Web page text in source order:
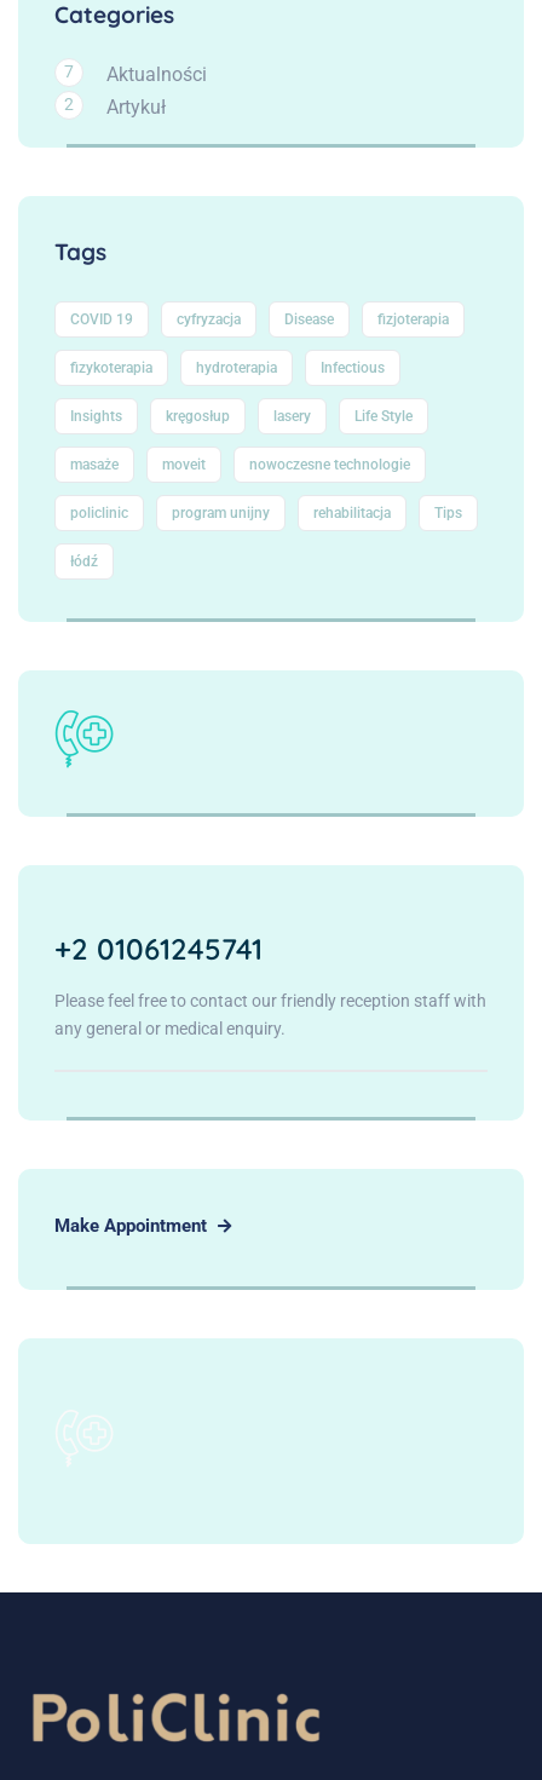
Categories
Aktualności
7
Artykuł
2
Tags
COVID 19 cyfryzacja Disease fizjoterapia
fizykoterapia hydroterapia Infectious
Insights kręgosłup lasery Life Style
masaże moveit nowoczesne technologie
policlinic program unijny rehabilitacja Tips
łódź
+2 01061245741
Please feel free to contact our friendly reception staff with
any general or medical enquiry.
Make Appointment